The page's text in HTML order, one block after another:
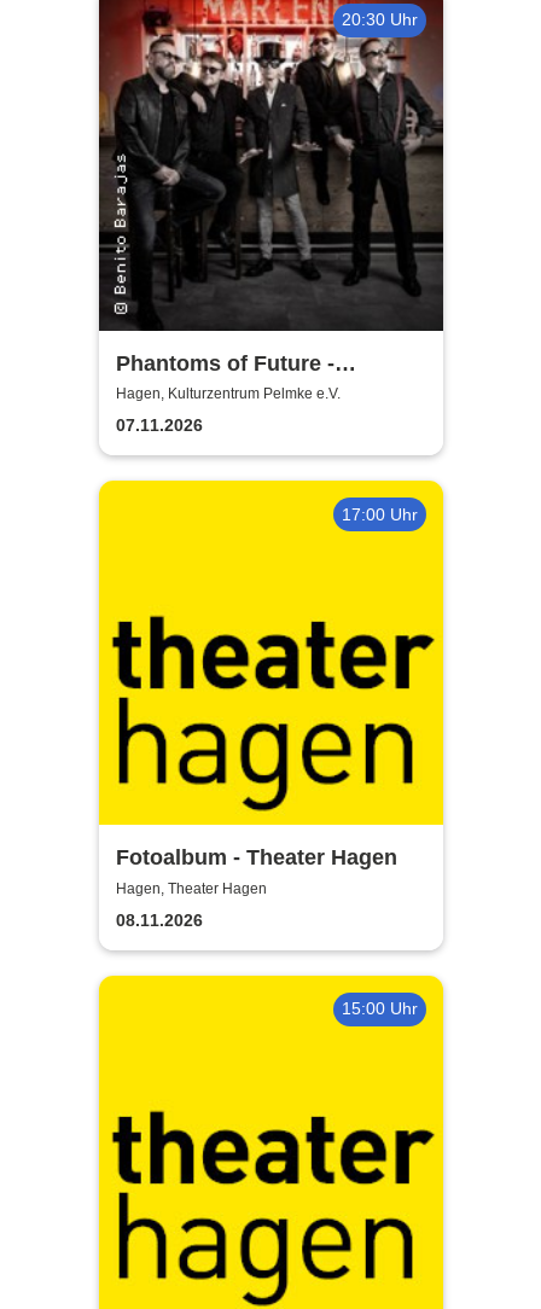
20:30 Uhr
Phantoms of Future -
ZenTaurus
Hagen, Kulturzentrum Pelmke e.V.
07.11.2026
17:00 Uhr
Fotoalbum - Theater Hagen
Hagen, Theater Hagen
08.11.2026
15:00 Uhr